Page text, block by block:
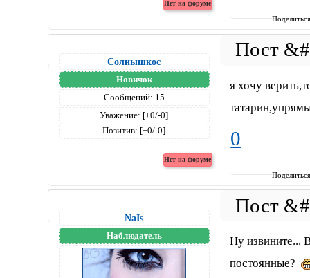
Солнышкос
Новичок
Сообщений: 15
Уважение: [+0/-0]
Позитив: [+0/-0]
я хочу
0
NaIs
Наблюдатель
Ну извините...
постоянные?